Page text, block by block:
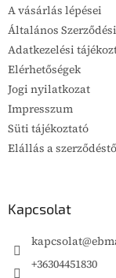
A vásárlás lépései
Általános
Adatkezelési
Elérhetőségek
Jogi nyilatkozat
Impresszum
Süti tájékoztató
Elállás a
Kapcsolat
kapcsolat@
+36304451830